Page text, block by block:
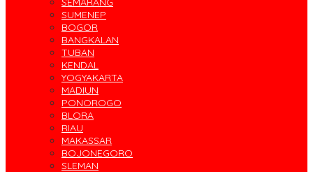
SUMENEP
BOGOR
BANGKALAN
TUBAN
KENDAL
YOGYAKARTA
MADIUN
PONOROGO
BLORA
RIAU
MAKASSAR
BOJONEGORO
SLEMAN